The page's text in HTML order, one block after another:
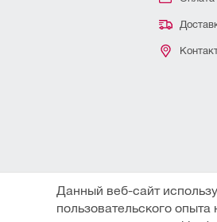
Данный веб-сайт
пользовательского